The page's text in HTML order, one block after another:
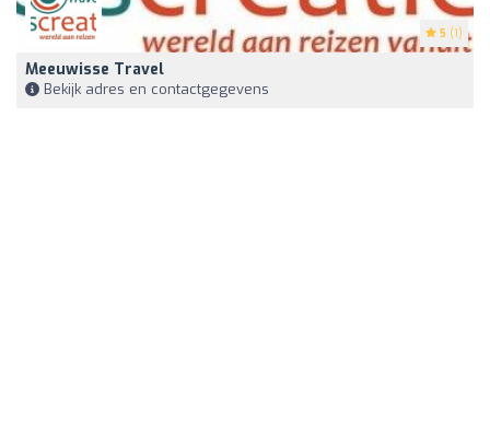
5 (1)
Meeuwisse Travel
Bekijk adres en contactgegevens